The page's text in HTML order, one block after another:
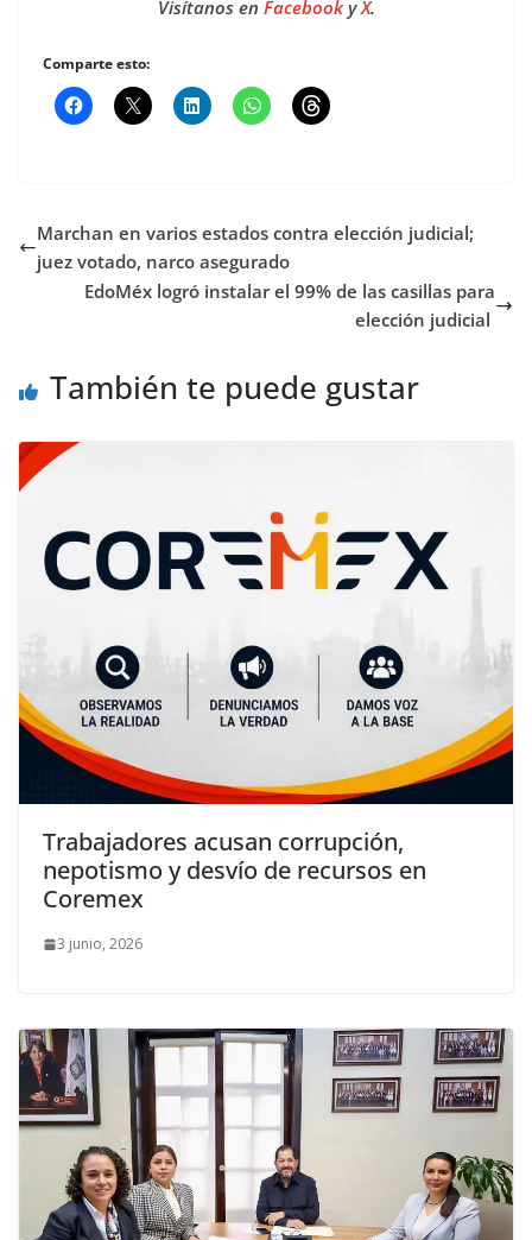
Visítanos en FacebookyX.
Comparte esto:
Marchan en varios estados contra elección judicial;
juez votado, narco asegurado
EdoMéx logró instalar el 99% de las casillas para
elección judicial
También te puede gustar
Trabajadores acusan corrupción,
nepotismo y desvío de recursos en
Coremex
3 junio, 2026